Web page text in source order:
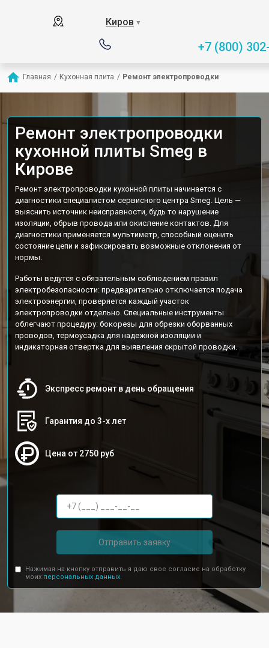
Киров ▼
+7 (800)
Главная / Кухонная плита / Ремонт электропроводки
Ремонт электропроводки
кухонной плиты Smeg в
Кирове
Ремонт электропроводки кухонной плиты начинается с
диагностики специалистом сервисного центра Smeg. Цель —
выяснить источник неисправности, будь то нарушение
изоляции, обрыв провода или окисление контактов. Для
диагностики применяется мультиметр, способный оценить
состояние цепи и зафиксировать возможные отклонения от
нормы.
Работы ведутся с обязательным соблюдением правил
электробезопасности: предварительно отключается подача
электроэнергии, проверяется каждый участок
электропроводки отдельно. Специальные инструменты
облегчают процедуру: бокорезы для обрезки оборванных
проводов, термоусадка для надежной изоляции и
индикаторная отвертка для выявления скрытой проводки.
Экспресс ремонт в день обращения
Гарантия до 3-х лет
Цена от 2750 руб
Отправить заявку
Нажимая на кнопку отправить я даю свое согласие на обработку
моих персональных данных.